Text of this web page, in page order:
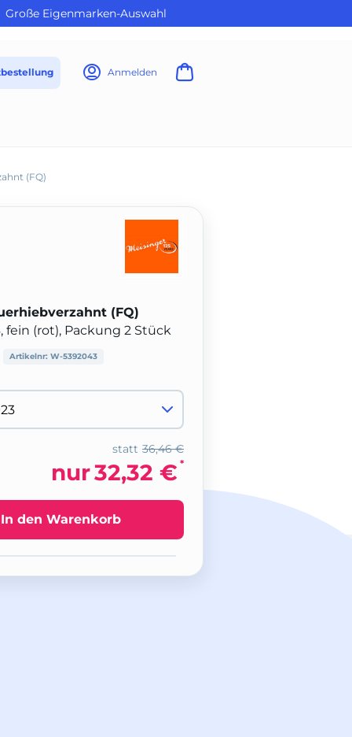
Große Eigenmarken-Auswahl
Anmelden
(FQ)
(FQ)
fein (rot), Packung 2 Stück
Artikelnr: W-5392043
36,46 €
statt
nur32,32 € *
In den Warenkorb